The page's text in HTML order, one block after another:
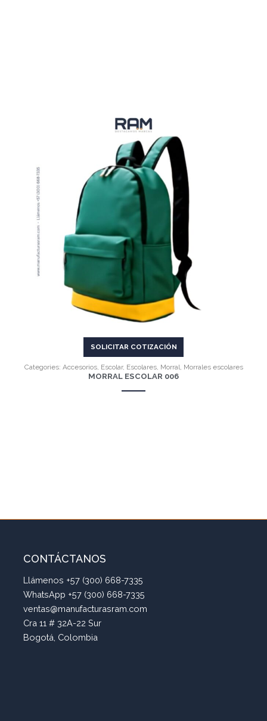
VER MÁS
SOLICITAR COTIZACIÓN
Categories: Accesorios, Escolar, Escolares, Morral, Morrales escolares
MORRAL ESCOLAR 006
CONTÁCTANOS
Llámenos +57 (300) 668-7335
WhatsApp +57 (300) 668-7335
ventas@manufacturasram.com
Cra 11 # 32A-22 Sur
Bogotá, Colombia